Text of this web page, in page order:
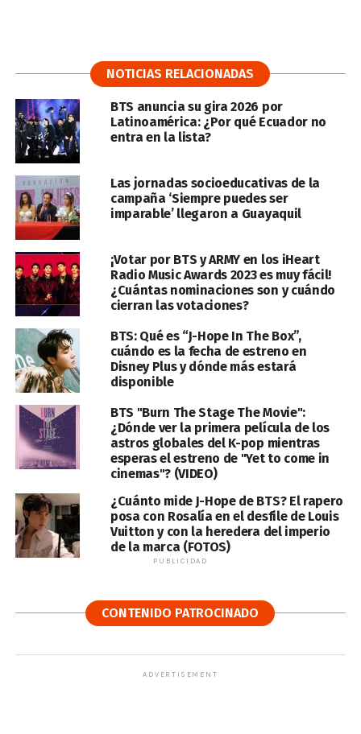
NOTICIAS RELACIONADAS
BTS anuncia su gira 2026 por
Latinoamérica: ¿Por qué Ecuador no
entra en la lista?
Las jornadas socioeducativas de la
campaña ‘Siempre puedes ser
imparable’ llegaron a Guayaquil
¡Votar por BTS y ARMY en los iHeart
Radio Music Awards 2023 es muy fácil!
¿Cuántas nominaciones son y cuándo
cierran las votaciones?
BTS: Qué es “J-Hope In The Box”,
cuándo es la fecha de estreno en
Disney Plus y dónde más estará
disponible
BTS "Burn The Stage The Movie":
¿Dónde ver la primera película de los
astros globales del K-pop mientras
esperas el estreno de "Yet to come in
cinemas"? (VIDEO)
¿Cuánto mide J-Hope de BTS? El rapero
posa con Rosalía en el desfile de Louis
Vuitton y con la heredera del imperio
de la marca (FOTOS)
PUBLICIDAD
CONTENIDO PATROCINADO
ADVERTISEMENT